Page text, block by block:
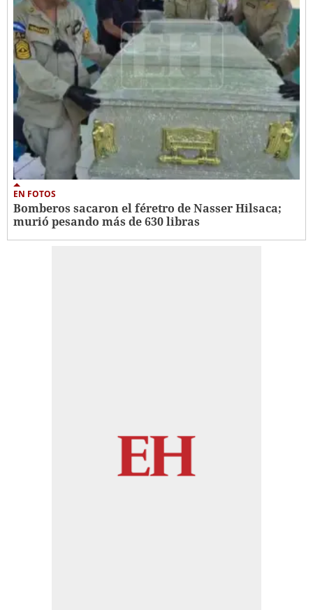
EN FOTOS
Bomberos sacaron el féretro de Nasser Hilsaca;
murió pesando más de 630 libras